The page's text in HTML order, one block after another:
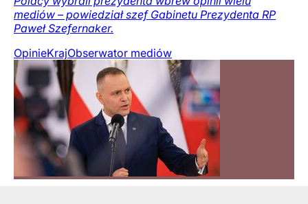
mediów – powiedział szef Gabinetu Prezydenta RP
Paweł Szefernaker.
OpinieKrajObserwator mediów